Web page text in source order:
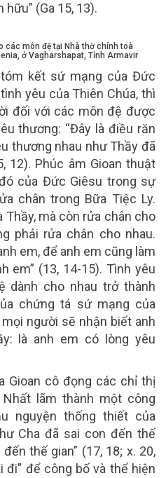
(Ga 15, 13).
các môn đệ tại Nhà thờ chính toà
ở Vagharshapat, Tỉnh Armavir
kết sứ mạng của Đức
yêu của Thiên Chúa, thì
đối với các môn đệ được
thương: “Đây là điều răn
thương nhau như Thầy đã
12). Phúc âm Gioan thuật
của Đức Giêsu trong sự
chân trong Bữa Tiệc Ly.
Thầy, mà còn rửa chân cho
phải rửa chân cho nhau.
em, để anh em cũng làm
em” (13, 14-15). Tình yêu
dành cho nhau trở thành
chứng tá sứ mạng của
người sẽ nhận biết anh
là anh em có lòng yêu
Gioan cô đọng các chỉ thị
lãm thành một công
nguyện thống thiết của
Cha đã sai con đến thế
thế gian” (17, 18; x. 20,
đi” để công bố và thể hiện